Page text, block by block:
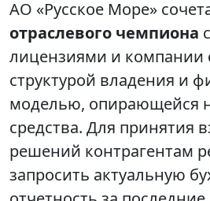
АО «Русское Море»
отраслевого чемпиона
лицензиями и компании
структурой владения и
моделью, опирающейся
средства. Для принятия
решений контрагентам
запросить актуальную